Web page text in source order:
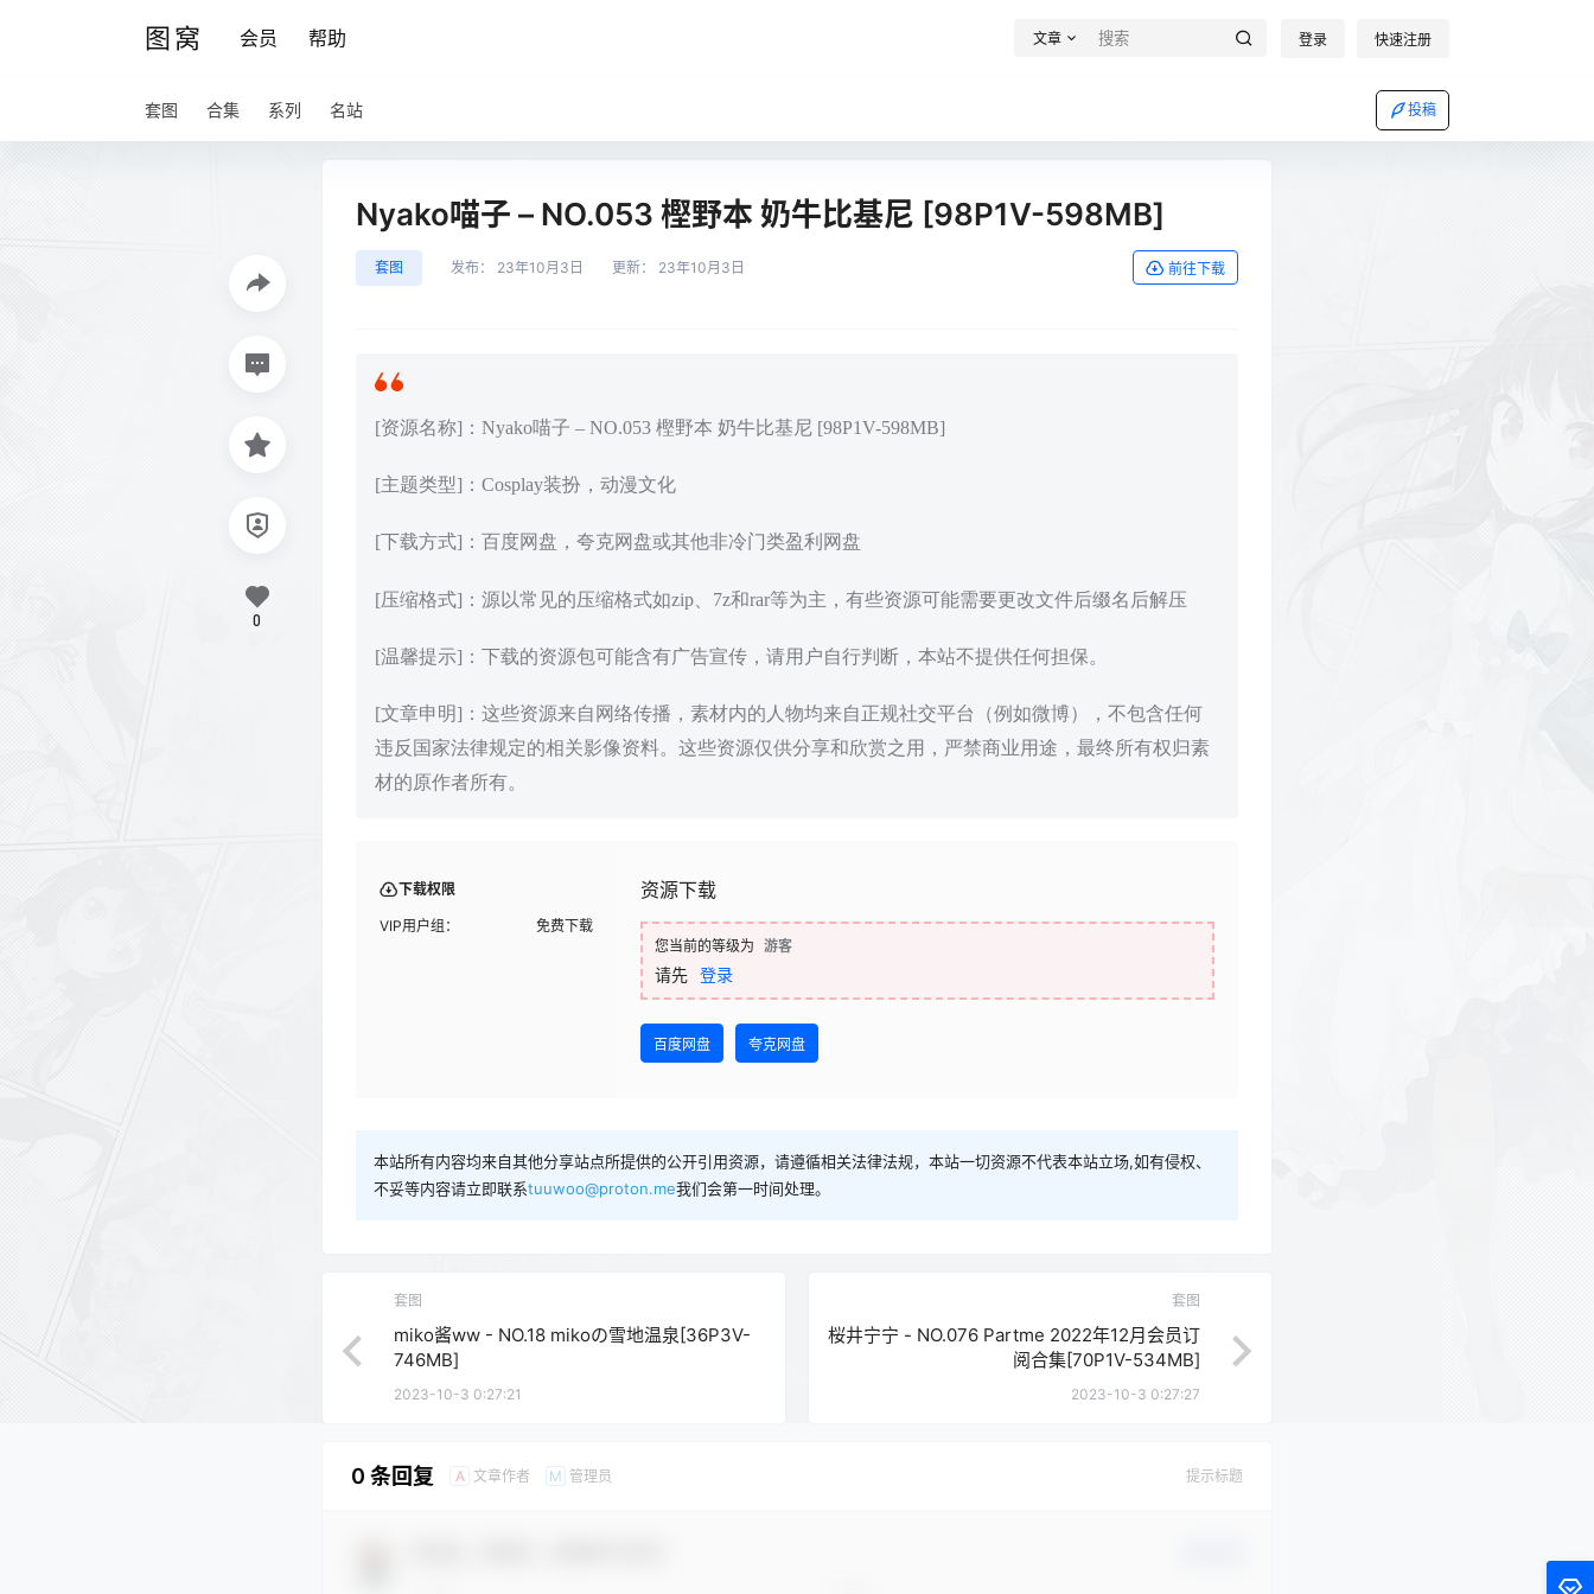
图窝 会员 帮助 文章 登录 快速注册
套图 合集 系列 名站 投稿
Nyako喵子 – NO.053 樫野本 奶牛比基尼 [98P1V-598MB]
套图 发布： 23年10月3日 更新： 23年10月3日 前往下载
[资源名称]：Nyako喵子 – NO.053 樫野本 奶牛比基尼 [98P1V-598MB]
[主题类型]：Cosplay装扮，动漫文化
[下载方式]：百度网盘，夸克网盘或其他非冷门类盈利网盘
[压缩格式]：源以常见的压缩格式如zip、7z和rar等为主，有些资源可能需要更改文件后缀名后解压
[温馨提示]：下载的资源包可能含有广告宣传，请用户自行判断，本站不提供任何担保。
[文章申明]：这些资源来自网络传播，素材内的人物均来自正规社交平台（例如微博），不包含任何
违反国家法律规定的相关影像资料。这些资源仅供分享和欣赏之用，严禁商业用途，最终所有权归素
材的原作者所有。
下载权限
VIP用户组： 免费下载
资源下载
您当前的等级为 游客
请先 登录
百度网盘 夸克网盘
本站所有内容均来自其他分享站点所提供的公开引用资源，请遵循相关法律法规，本站一切资源不代表本站立场,如有侵权、
不妥等内容请立即联系tuuwoo@proton.me我们会第一时间处理。
0
套图
miko酱ww - NO.18 mikoの雪地温泉[36P3V-
746MB]
2023-10-3 0:27:21
套图
桜井宁宁 - NO.076 Partme 2022年12月会员订
阅合集[70P1V-534MB]
2023-10-3 0:27:27
0 条回复 A 文章作者 M 管理员 提示标题